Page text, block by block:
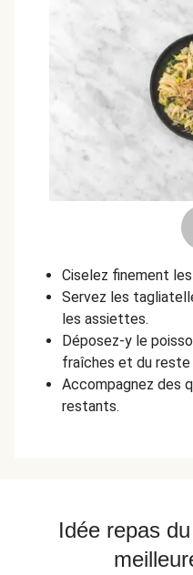
Ciselez finement
Servez les
les assiettes.
Déposez-y le
fraîches et du reste
Accompagnez des
restants.
Idée repas